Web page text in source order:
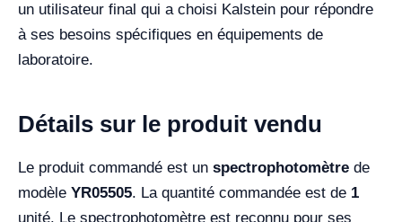
un utilisateur final qui a choisi Kalstein pour répondre
à ses besoins spécifiques en équipements de
laboratoire.
Détails sur le produit vendu
Le produit commandé est un spectrophotomètre de
modèle YR05505. La quantité commandée est de 1
unité. Le spectrophotomètre est reconnu pour ses